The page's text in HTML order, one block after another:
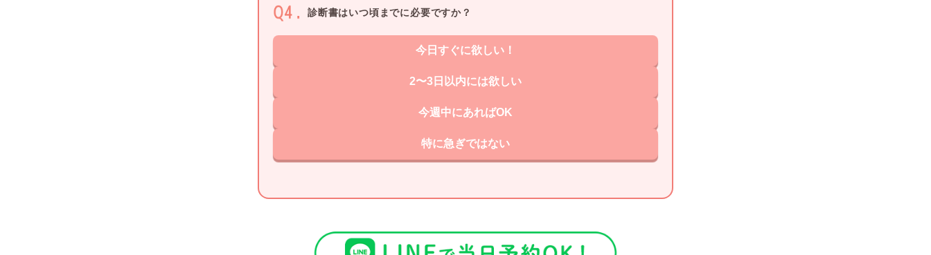
診断書はいつ頃までに必要ですか？
今日すぐに欲しい！
2〜3日以内には欲しい
今週中にあればOK
特に急ぎではない